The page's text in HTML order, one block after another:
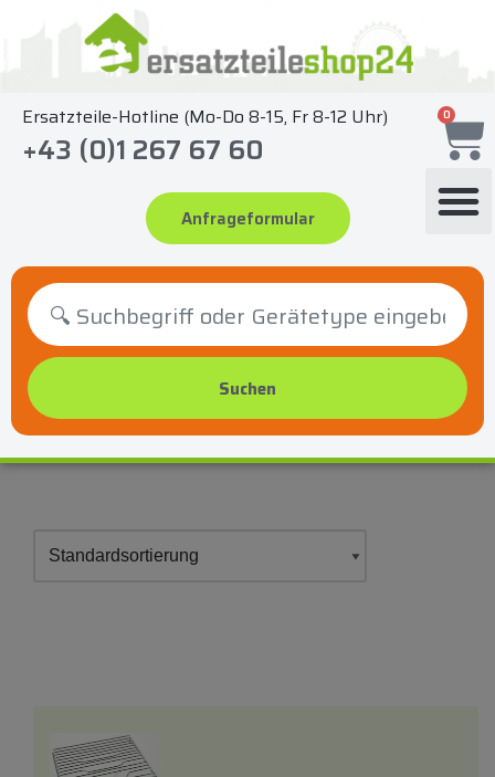
springen
Ersatzteile-Hotline (Mo-Do 8-15, Fr 8-12 Uhr)
+43 (0)1 267 67 60
Anfrageformular
0